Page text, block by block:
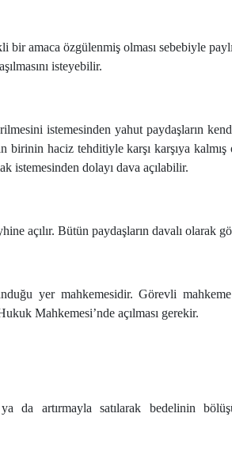
amaca özgülenmiş olması sebebiyle
isteyebilir.
istemesinden yahut paydaşların
birinin haciz tehditiyle karşı karşıya kalmış
istemesinden dolayı dava açılabilir.
açılır. Bütün paydaşların davalı olarak
yer mahkemesidir. Görevli
Mahkemesi’nde açılması gerekir.
da artırmayla satılarak bedelinin